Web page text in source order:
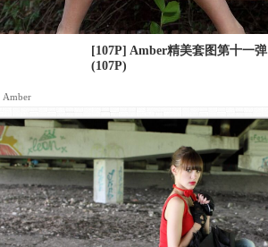
[107P] Amber精美套图第十一弹
(107P)
Amber